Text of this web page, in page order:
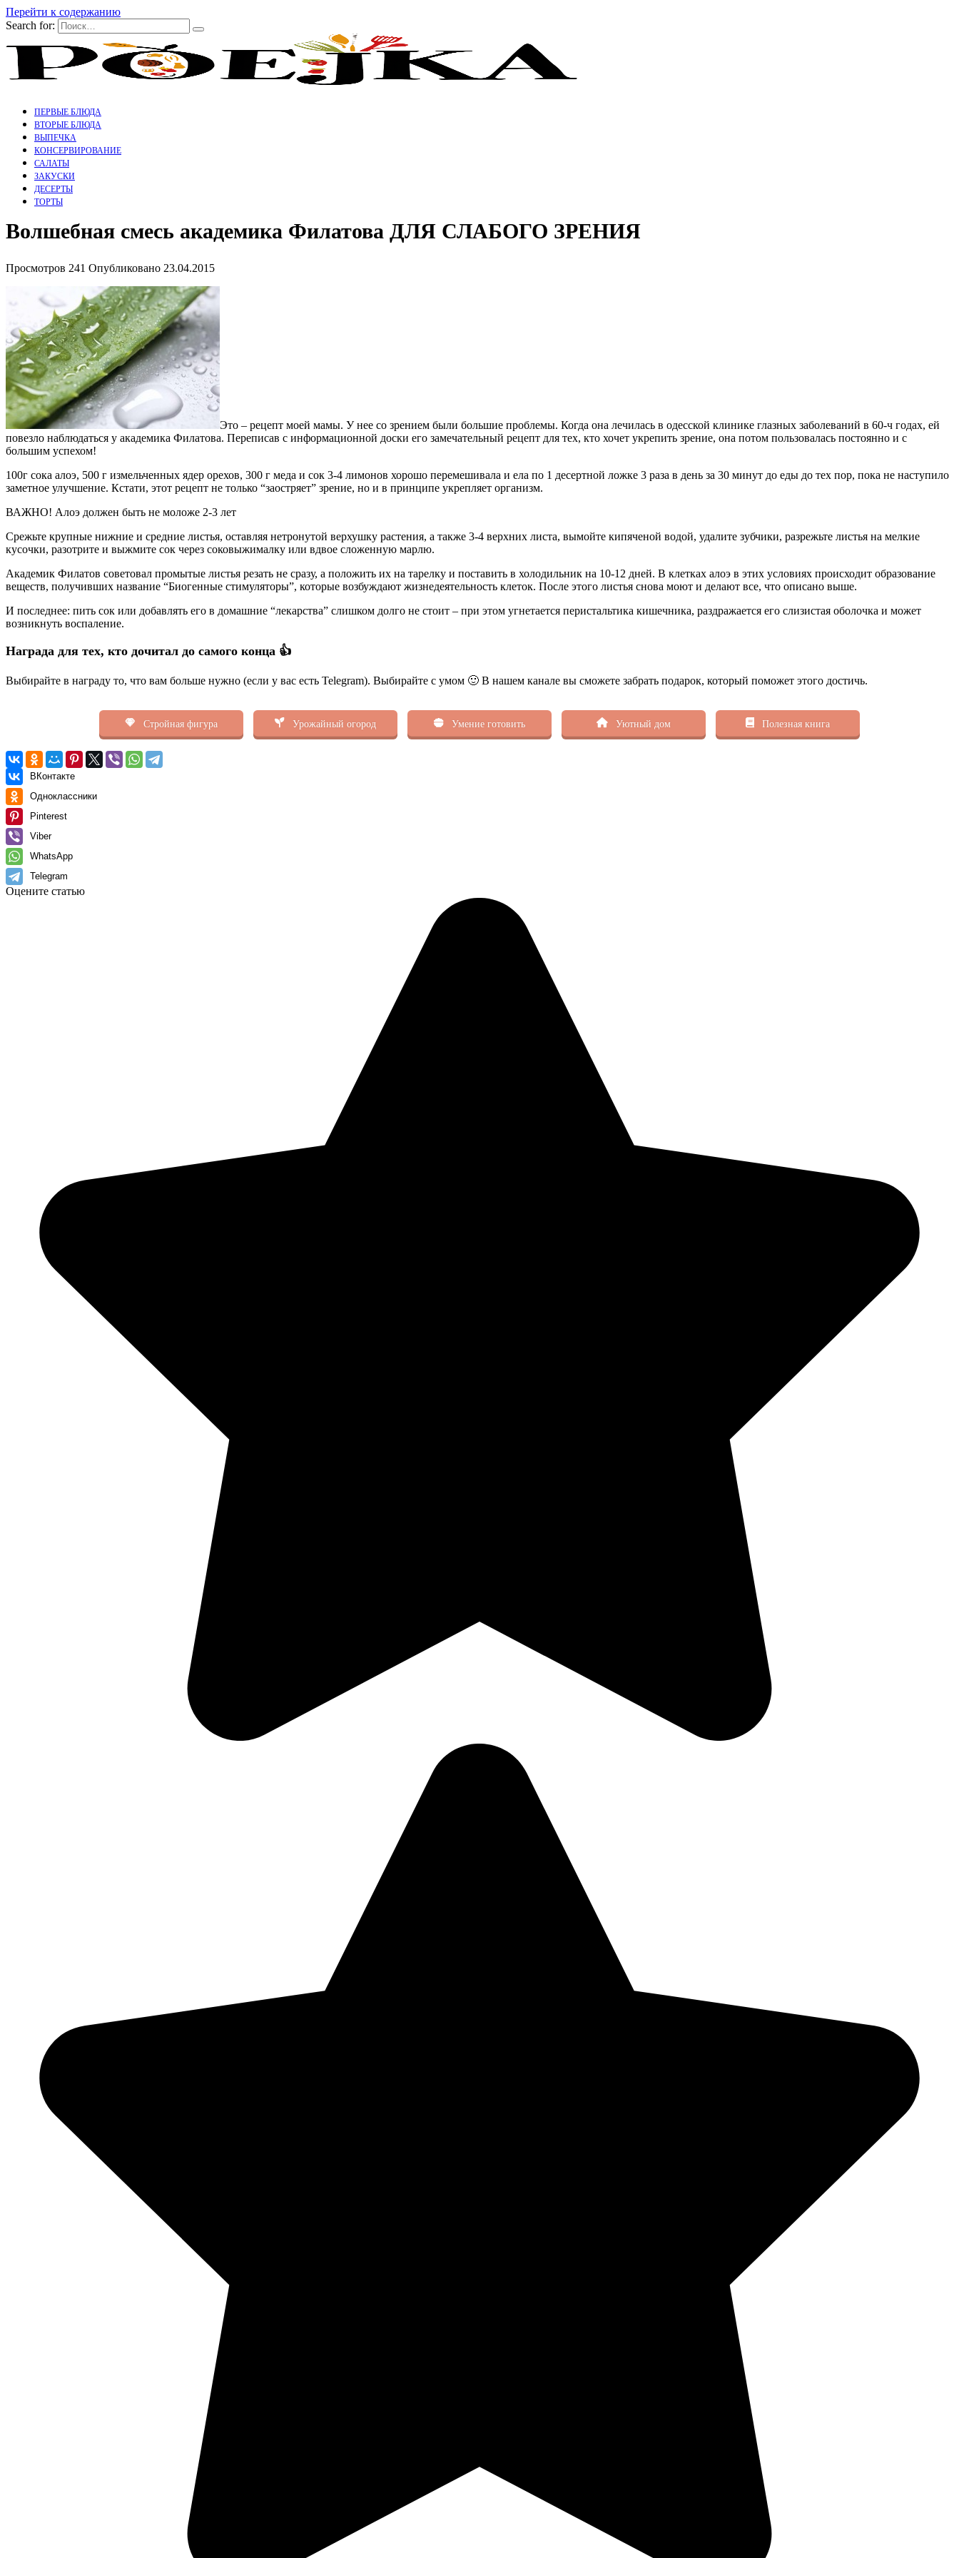
Перейти к содержанию
Search for:
ПЕРВЫЕ БЛЮДА
ВТОРЫЕ БЛЮДА
ВЫПЕЧКА
КОНСЕРВИРОВАНИЕ
САЛАТЫ
ЗАКУСКИ
ДЕСЕРТЫ
ТОРТЫ
Волшебная смесь академика Филатова ДЛЯ СЛАБОГО ЗРЕНИЯ
Просмотров 241 Опубликовано 23.04.2015
Это – рецепт моей мамы. У нее со зрением были большие проблемы. Когда она лечилась в одесской клинике глазных заболеваний в 60-ч годах, ей
повезло наблюдаться у академика Филатова. Переписав с информационной доски его замечательный рецепт для тех, кто хочет укрепить зрение, она потом пользовалась постоянно и с
большим успехом!
100г сока алоэ, 500 г измельченных ядер орехов, 300 г меда и сок 3-4 лимонов хорошо перемешивала и ела по 1 десертной ложке 3 раза в день за 30 минут до еды до тех пор, пока не наступило
заметное улучшение. Кстати, этот рецепт не только “заостряет” зрение, но и в принципе укрепляет организм.
ВАЖНО! Алоэ должен быть не моложе 2-3 лет
Срежьте крупные нижние и средние листья, оставляя нетронутой верхушку растения, а также 3-4 верхних листа, вымойте кипяченой водой, удалите зубчики, разрежьте листья на мелкие
кусочки, разотрите и выжмите сок через соковыжималку или вдвое сложенную марлю.
Академик Филатов советовал промытые листья резать не сразу, а положить их на тарелку и поставить в холодильник на 10-12 дней. В клетках алоэ в этих условиях происходит образование
веществ, получивших название “Биогенные стимуляторы”, которые возбуждают жизнедеятельность клеток. После этого листья снова моют и делают все, что описано выше.
И последнее: пить сок или добавлять его в домашние “лекарства” слишком долго не стоит – при этом угнетается перистальтика кишечника, раздражается его слизистая оболочка и может
возникнуть воспаление.
Награда для тех, кто дочитал до самого конца 👍
Выбирайте в награду то, что вам больше нужно (если у вас есть Telegram). Выбирайте с умом 🙂 В нашем канале вы сможете забрать подарок, который поможет этого достичь.
Стройная фигура Урожайный огород Умение готовить Уютный дом Полезная книга
ВКонтакте
Одноклассники
Pinterest
Viber
WhatsApp
Telegram
Оцените статью